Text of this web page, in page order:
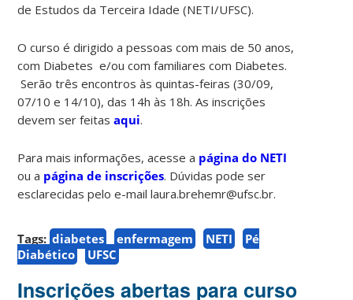
de Estudos da Terceira Idade (NETI/UFSC).
O curso é dirigido a pessoas com mais de 50 anos,
com Diabetes e/ou com familiares com Diabetes.
Serão três encontros às quintas-feiras (30/09,
07/10 e 14/10), das 14h às 18h. As inscrições
devem ser feitasaqui.
Para mais informações, acesse a página do NETI
ou a página de inscrições. Dúvidas pode ser
esclarecidas pelo e-mail laura.brehemr@ufsc.br.
Tags: diabetes enfermagem NETI
Pé
Diabético
UFSC
Inscrições abertas para curso